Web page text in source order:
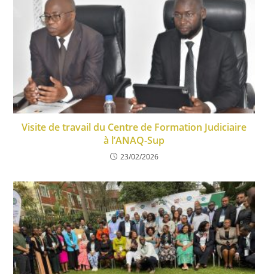
Visite de travail du Centre de Formation Judiciaire
à l’ANAQ-Sup
23/02/2026